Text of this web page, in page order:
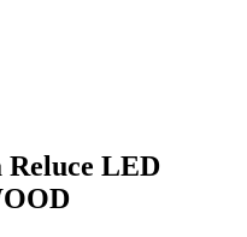
Reluce LED